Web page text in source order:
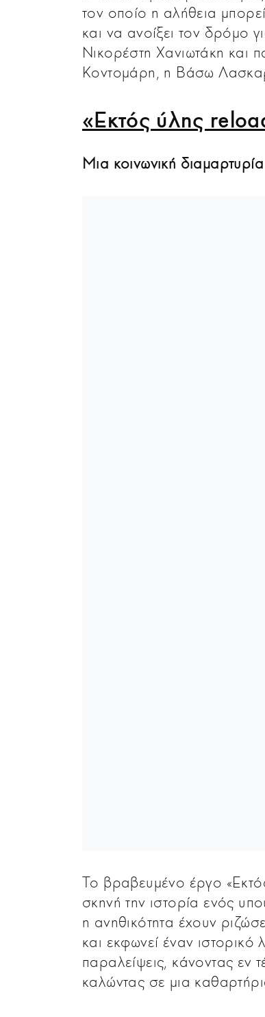
τον οποίο η αλήθεια
και να ανοίξει τον δρόμο
Νικορέστη Χανιωτάκη και
Κοντομάρη, η Βάσω
«Εκτός ύλης
Μια κοινωνική
Το βραβευμένο έργο
σκηνή την ιστορία ενός
η ανηθικότητα έχουν
και εκφωνεί έναν
παραλείψεις, κάνοντας εν
καλώντας σε μια